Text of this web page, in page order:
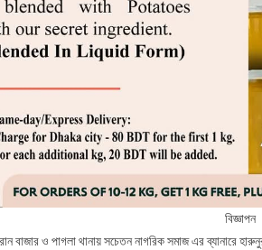
বিজ্ঞাপন
বাজার ও পাগলা থানায় সচেতন নাগরিক সমাজ এর ব্যানারে